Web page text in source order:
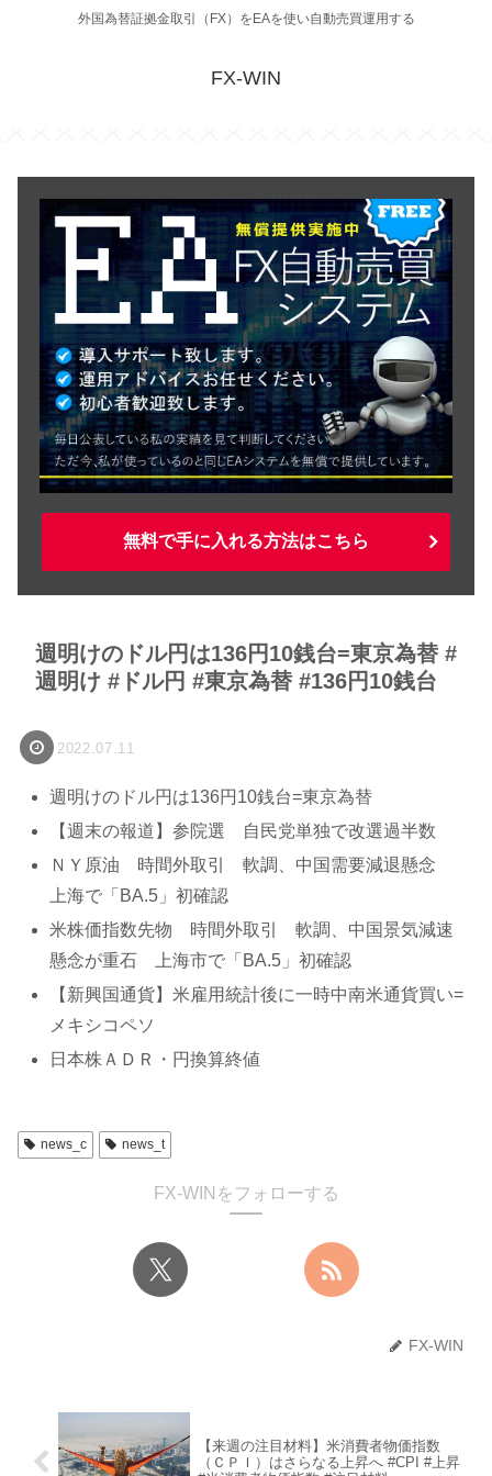
外国為替証拠金取引（FX）をEAを使い自動売買運用する
FX-WIN
無料で手に入れる方法はこちら
週明けのドル円は136円10銭台=東京為替 #
週明け #ドル円 #東京為替 #136円10銭台
2022.07.11
週明けのドル円は136円10銭台=東京為替
【週末の報道】参院選 自民党単独で改選過半数
ＮＹ原油 時間外取引 軟調、中国需要減退懸念
上海で「BA.5」初確認
米株価指数先物 時間外取引 軟調、中国景気減速
懸念が重石 上海市で「BA.5」初確認
【新興国通貨】米雇用統計後に一時中南米通貨買い=
メキシコペソ
日本株ＡＤＲ・円換算終値
news_c news_t
FX-WINをフォローする
FX-WIN
【来週の注目材料】米消費者物価指数
（ＣＰＩ）はさらなる上昇へ #CPI #上昇